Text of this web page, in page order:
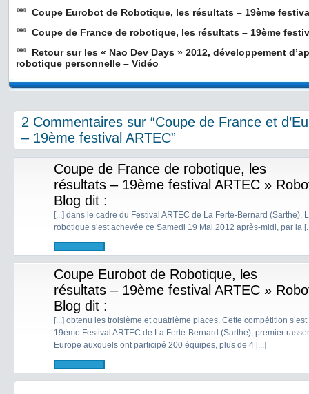
Coupe Eurobot de Robotique, les résultats – 19ème
Coupe de France de robotique, les résultats – 19ème
Retour sur les « Nao Dev Days » 2012, développement
robotique personnelle – Vidéo
2 Commentaires sur “Coupe de France et
– 19ème festival ARTEC”
Coupe de France de robotique, les
résultats – 19ème festival ARTEC »
Blog dit :
[...] dans le cadre du Festival ARTEC de La Ferté-Bernard (Sarthe),
robotique s’est achevée ce Samedi 19 Mai 2012 après-midi, par la
Coupe Eurobot de Robotique, les
résultats – 19ème festival ARTEC »
Blog dit :
[...] obtenu les troisième et quatrième places. Cette compétition
19ème Festival ARTEC de La Ferté-Bernard (Sarthe), premier
Europe auxquels ont participé 200 équipes, plus de 4 [...]